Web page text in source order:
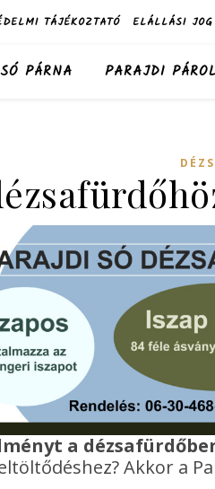
TÁJÉKOZTATÓ ELÁLLÁSI JOG
PÁRNA PARAJDI
a
Akkor a